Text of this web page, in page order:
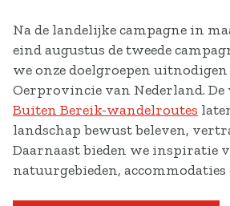
Na de landelijke campagne in
eind augustus de tweede
we onze doelgroepen
Oerprovincie van Nederland.
Buiten Bereik-wandelroutes
landschap bewust beleven,
Daarnaast bieden we inspiratie
natuurgebieden, accommodaties